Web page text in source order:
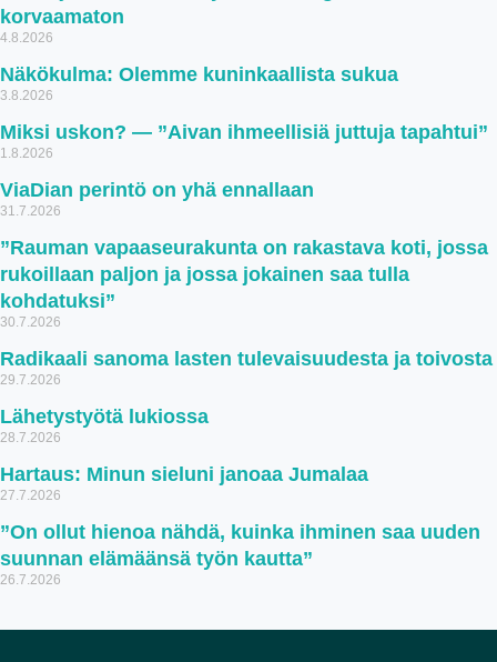
korvaamaton
4.8.2026
Näkökulma: Olemme kuninkaallista sukua
3.8.2026
Miksi uskon? — ”Aivan ihmeellisiä juttuja tapahtui”
1.8.2026
ViaDian perintö on yhä ennallaan
31.7.2026
”Rauman vapaaseurakunta on rakastava koti, jossa
rukoillaan paljon ja jossa jokainen saa tulla
kohdatuksi”
30.7.2026
Radikaali sanoma lasten tulevaisuudesta ja toivosta
29.7.2026
Lähetystyötä lukiossa
28.7.2026
Hartaus: Minun sieluni janoaa Jumalaa
27.7.2026
”On ollut hienoa nähdä, kuinka ihminen saa uuden
suunnan elämäänsä työn kautta”
26.7.2026